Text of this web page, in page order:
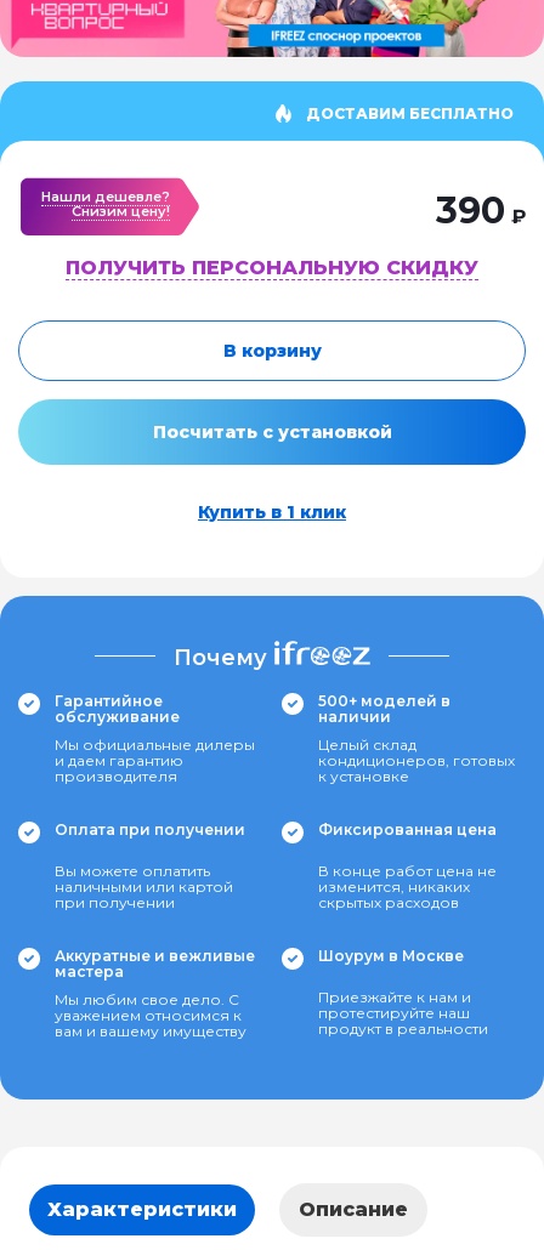
ДОСТАВИМ БЕСПЛАТНО
Нашли дешевле?
Cнизим цену!
390 ₽
ПОЛУЧИТЬ ПЕРСОНАЛЬНУЮ СКИДКУ
В корзину
Посчитать с установкой
Купить в 1 клик
Почему
Гарантийное
обслуживание
Мы официальные дилеры
и даем гарантию
производителя
500+ моделей в
наличии
Целый склад
кондиционеров, готовых
к установке
Оплата при получении
Вы можете оплатить
наличными или картой
при получении
Фиксированная цена
В конце работ цена не
изменится, никаких
скрытых расходов
Аккуратные и вежливые
мастера
Мы любим свое дело. С
уважением относимся к
вам и вашему имуществу
Шоурум в Москве
Приезжайте к нам и
протестируйте наш
продукт в реальности
Характеристики Описание